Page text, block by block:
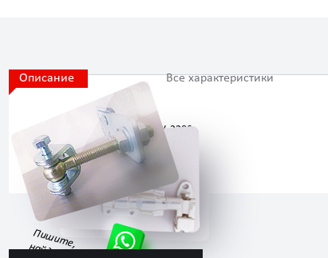
Пишите,
Описание Все характеристики
Электродвигатель ВК-2200